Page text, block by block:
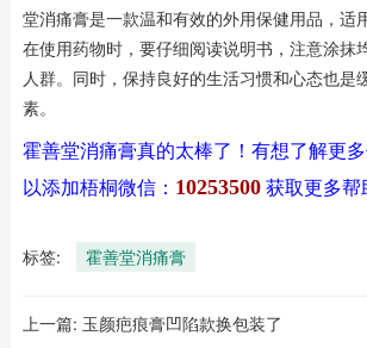
堂消痛膏是一款温和有效的外用保健用品，适
在使用药物时，要仔细阅读说明书，注意涂抹
人群。同时，保持良好的生活习惯和心态也是
素。
霍善堂消痛膏真的太棒了！有想了解更
以添加梧桐微信： 10253500获取更多帮
标签: 霍善堂消痛膏
上一篇: 玉颜疤痕膏凹陷款换包装了